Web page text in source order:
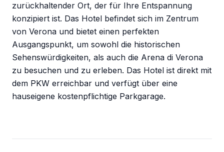
zurückhaltender Ort, der für Ihre Entspannung
konzipiert ist. Das Hotel befindet sich im Zentrum
von Verona und bietet einen perfekten
Ausgangspunkt, um sowohl die historischen
Sehenswürdigkeiten, als auch die Arena di Verona
zu besuchen und zu erleben. Das Hotel ist direkt mit
dem PKW erreichbar und verfügt über eine
hauseigene kostenpflichtige Parkgarage.